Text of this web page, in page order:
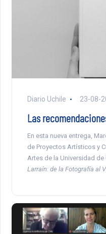
Diario Uchile 23-08-
Las
En esta nueva entrega,
de Proyectos Artísticos y
Artes de la Universidad de
Larraín: de la Fotografía al